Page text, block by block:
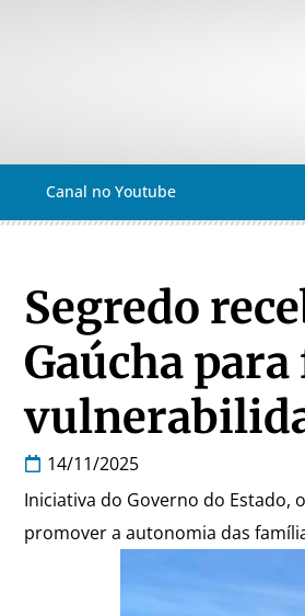
Canal no Youtube
Segredo
Gaúcha
14/11/2025
Iniciativa do Governo do
promover a autonomia das